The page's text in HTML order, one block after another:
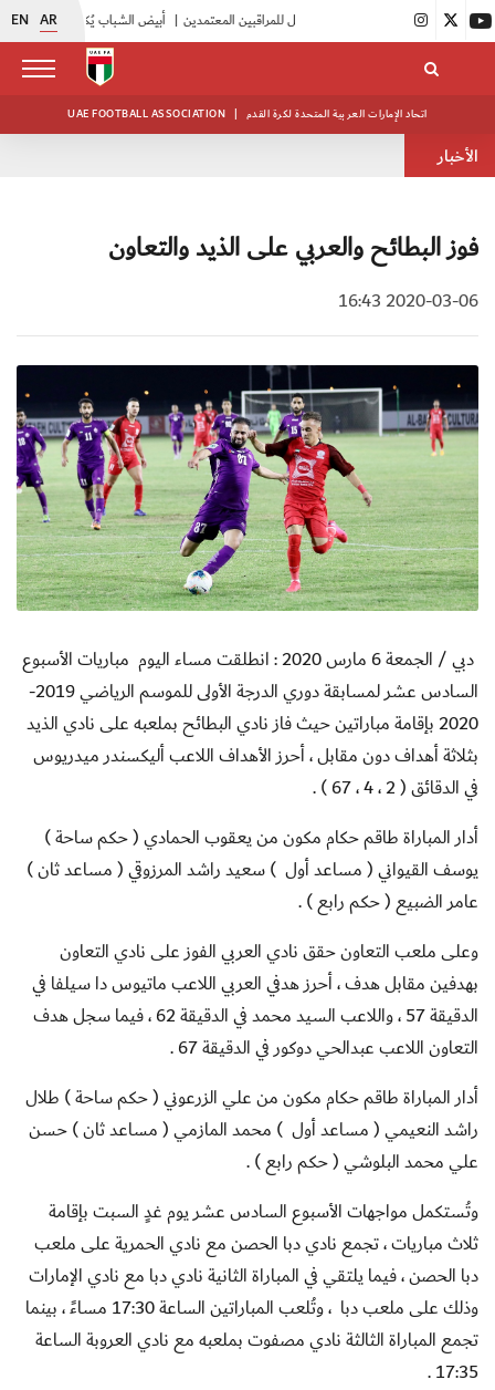
EN AR أبيض الشباب يُكثف استعداداته للتصفيات الآسيوية | |
UAE FOOTBALL ASSOCIATION | اتحاد الإمارات العربية المتحدة لكرة القدم
الأخبار
فوز البطائح والعربي على الذيد والتعاون
2020-03-06 16:43
دبي / الجمعة 6 مارس 2020 : انطلقت مساء اليوم
مباريات الأسبوع
السادس عشر لمسابقة دوري الدرجة الأولى للموسم الرياضي 2019-
2020 بإقامة مباراتين حيث فاز نادي البطائح بملعبه على نادي الذيد
بثلاثة أهداف دون مقابل ، أحرز الأهداف اللاعب أليكسندر ميدريوس
في الدقائق ( 2 ، 4 ، 67 ) .
أدار المباراة طاقم حكام مكون من يعقوب الحمادي ( حكم ساحة )
يوسف القيواني ( مساعد أول ) سعيد راشد المرزوقي ( مساعد ثان )
عامر الضبيع ( حكم رابع ) .
وعلى ملعب التعاون حقق نادي العربي الفوز على نادي التعاون
بهدفين مقابل هدف ، أحرز هدفي العربي اللاعب ماتيوس دا سيلفا في
الدقيقة 57 ، واللاعب السيد محمد في الدقيقة 62 ، فيما سجل هدف
التعاون اللاعب عبدالحي دوكور في الدقيقة 67 .
أدار المباراة طاقم حكام مكون من علي الزرعوني ( حكم ساحة ) طلال
راشد النعيمي ( مساعد أول ) محمد المازمي ( مساعد ثان ) حسن
علي محمد البلوشي ( حكم رابع ) .
وتُستكمل مواجهات الأسبوع السادس عشر يوم غدٍ السبت بإقامة
ثلاث مباريات ، تجمع نادي دبا الحصن مع نادي الحمرية على ملعب
دبا الحصن ، فيما يلتقي في المباراة الثانية نادي دبا مع نادي الإمارات
وذلك على ملعب دبا ، وتُلعب المباراتين الساعة 17:30 مساءً ، بينما
تجمع المباراة الثالثة نادي مصفوت بملعبه مع نادي العروبة الساعة
17:35 .